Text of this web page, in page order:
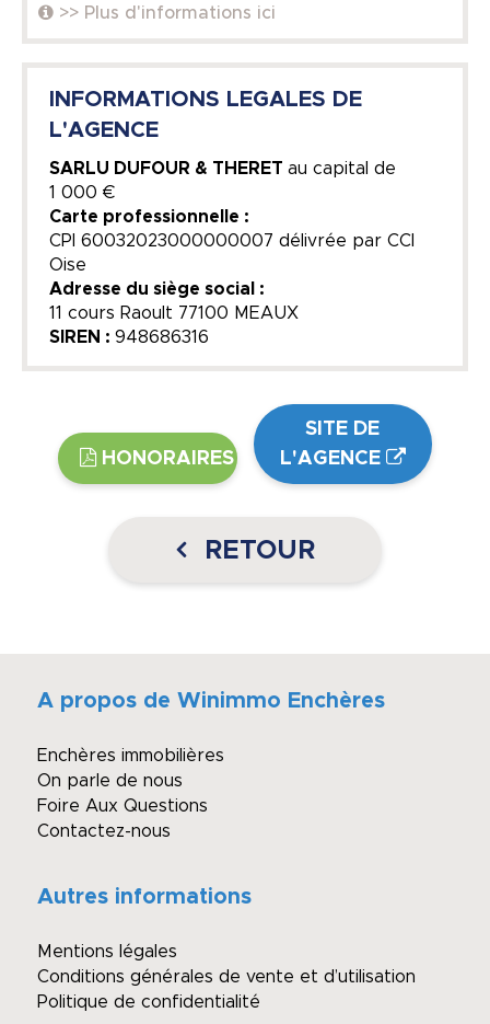
>> Plus d'informations ici
INFORMATIONS LEGALES DE
L'AGENCE
SARLU DUFOUR & THERET au capital de
1 000 €
Carte professionnelle :
CPI 60032023000000007 délivrée par CCI
Oise
Adresse du siège social :
11 cours Raoult 77100 MEAUX
SIREN : 948686316
HONORAIRES
SITE DE
L'AGENCE
RETOUR
A propos de Winimmo Enchères
Enchères immobilières
On parle de nous
Foire Aux Questions
Contactez-nous
Autres informations
Mentions légales
Conditions générales de vente et d’utilisation
Politique de confidentialité